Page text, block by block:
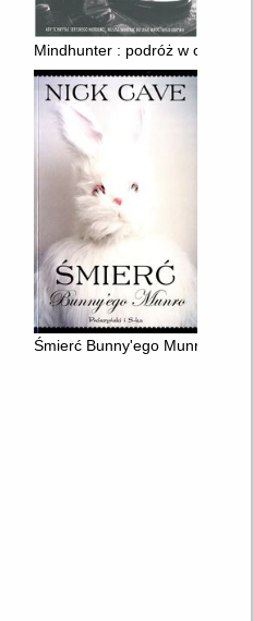
Mindhunter : podróż w
Śmierć Bunny'ego Munro